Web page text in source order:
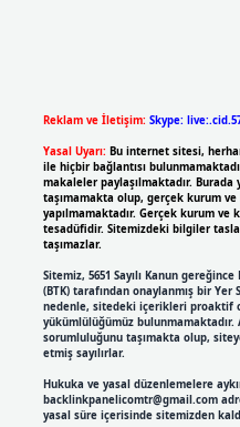
Reklam ve İletişim: Skype:
Yasal Uyarı: Bu internet sitesi,
ile hiçbir bağlantısı
makaleler paylaşılmaktadır.
taşımamakta olup, gerçek kurum ve
yapılmamaktadır. Gerçek kurum
tesadüfidir. Sitemizdeki bilgiler
taşımazlar.
Sitemiz, 5651 Sayılı Kanun
(BTK) tarafından onaylanmış bir
nedenle, sitedeki içerikleri proaktif
yükümlülüğümüz
sorumluluğunu taşımakta olup,
etmiş sayılırlar.
Hukuka ve yasal düzenlemelere
backlinkpanelicomtr@gmail.com
yasal süre içerisinde sitemizden